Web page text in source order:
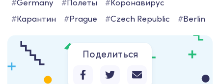
#Germany #Полеты #Коронавирус
#Карантин #Prague #Czech Republic #Berlin
Поделиться